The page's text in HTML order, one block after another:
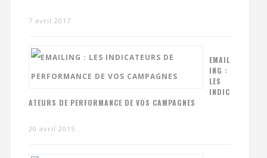
7 avril 2017
EMAIL
ING :
LES
INDIC
ATEURS DE PERFORMANCE DE VOS CAMPAGNES
20 avril 2015